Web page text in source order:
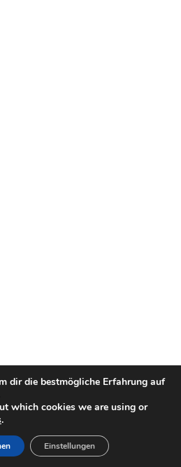
Lokales Netzwerk
in Gesichtern
dir die bestmögliche Erfahrung auf
which cookies we are using or
.
Einstellungen